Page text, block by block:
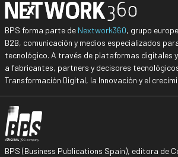
BPS forma parte de Nextwork360, grupo
B2B, comunicación y medios especializados
tecnológico. A través de plataformas digitales
a fabricantes, partners y decisores
Transformación Digital, la Innovación y el
BPS (Business Publications Spain), editora de